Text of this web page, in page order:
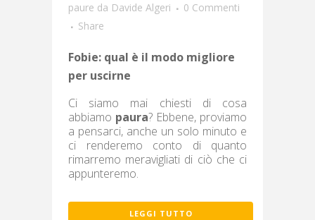
paure da Davide Algeri
0 Commenti
Share
Fobie: qual è il modo migliore
per uscirne
Ci siamo mai chiesti di cosa
abbiamo paura? Ebbene, proviamo
a pensarci, anche un solo minuto e
ci renderemo conto di quanto
rimarremo meravigliati di ciò che ci
appunteremo.
LEGGI TUTTO